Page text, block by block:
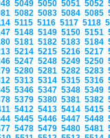
5049 5050 5051 5052
5082 5083 5084 5085
5115 5116 5117 5118
5148 5149 5150 5151
5181 5182 5183 5184
5214 5215 5216 5217
5247 5248 5249 5250
5280 5281 5282 5283
5313 5314 5315 5316
5346 5347 5348 5349
5379 5380 5381 5382
5412 5413 5414 5415
5445 5446 5447 5448
5478 5479 5480 5481